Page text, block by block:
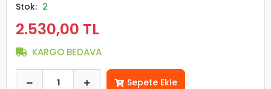
Stok: 2
2.530,00 TL
KARGO BEDAVA
Sepete Ekle